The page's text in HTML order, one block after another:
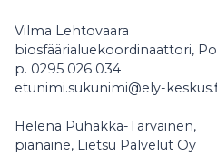
Vilma Lehtovaara
biosfäärialuekoordinaattori,
p. 0295 026 034
etunimi.sukunimi@ely-
Helena Puhakka-Tarvainen,
piänaine, Lietsu Palvelut Oy